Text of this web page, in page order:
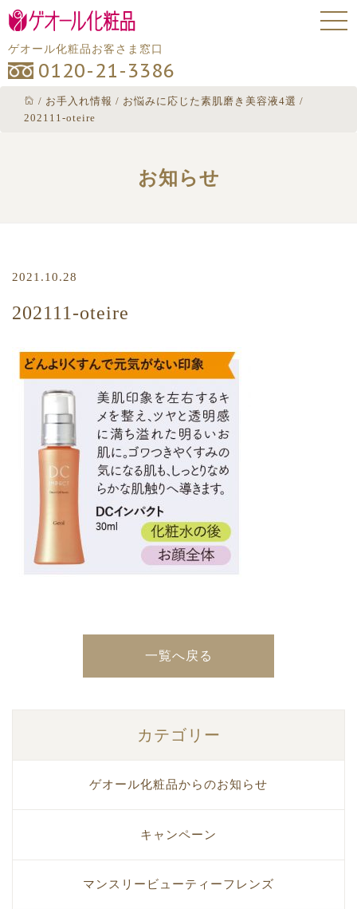
ゲオール化粧品お客さま窓口
0120-21-3386
/ お手入れ情報 / お悩みに応じた素肌磨き美容液4選 /
202111-oteire
お知らせ
2021.10.28
202111-oteire
一覧へ戻る
カテゴリー
ゲオール化粧品からのお知らせ
キャンペーン
マンスリービューティーフレンズ